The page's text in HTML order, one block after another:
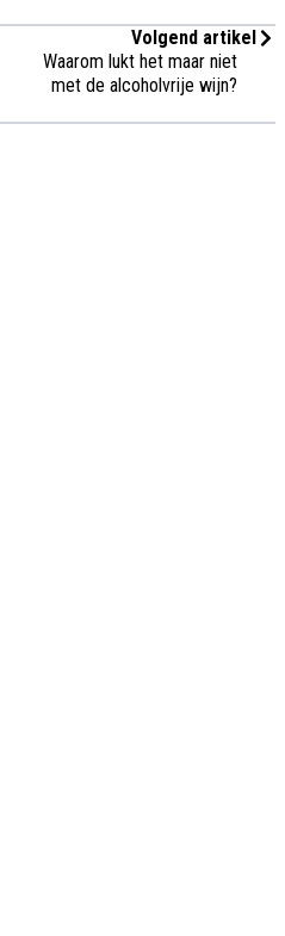
Volgend artikel
Waarom lukt het maar niet
met de alcoholvrije wijn?